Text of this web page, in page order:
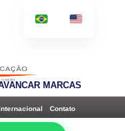
MARCAS
Contato